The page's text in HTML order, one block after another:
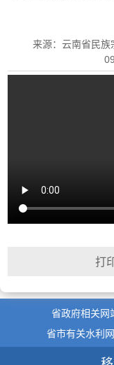
来源：云南省民
省政府相关网
省市有关水利